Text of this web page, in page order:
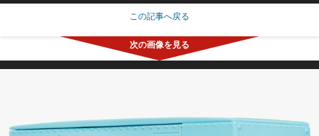
この記事へ戻る